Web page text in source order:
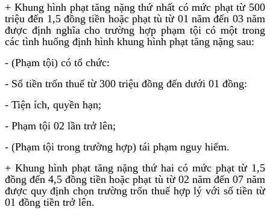
+ Khung hình phạt tăng nặng thứ nhất có mức phạt từ 500
triệu đến 1,5 đồng tiền hoặc phạt tù từ 01 năm đến 03 năm
được định nghĩa cho trường hợp phạm tội có một trong
các tình huống định hình khung hình phạt tăng nặng sau:
- (Phạm tội) có tổ chức:
- Số tiền trốn thuế từ 300 triệu đồng đến dưới 01 đồng:
- Tiện ích, quyền hạn;
- Phạm tội 02 lần trở lên;
- (Phạm tội trong trường hợp) tái phạm nguy hiểm.
+ Khung hình phạt tăng nặng thứ hai có mức phạt từ 1,5
đồng đến 4,5 đồng tiền hoặc phạt tù từ 02 năm đến 07 năm
được quy định chọn trường trốn thuế hợp lý với số tiền từ
01 đồng tiền trở lên.